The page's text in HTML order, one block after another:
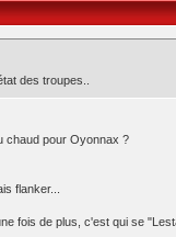
des troupes..
chaud pour Oyonnax ?
flanker...
fois de plus, c'est qui se